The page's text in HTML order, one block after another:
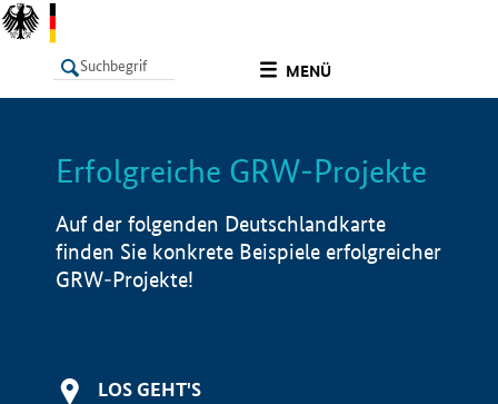
MENÜ
LISTE Info
Erfolgreiche GRW-Projekte
Auf der folgenden Deutschlandkarte
finden Sie konkrete Beispiele erfolgreicher
GRW-Projekte!
LOS GEHT'S